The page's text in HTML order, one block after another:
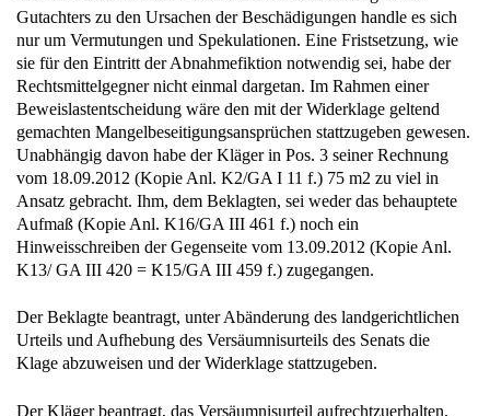
Gutachters zu den Ursachen der Beschädigungen handle es sich
nur um Vermutungen und Spekulationen. Eine Fristsetzung, wie
sie für den Eintritt der Abnahmefiktion notwendig sei, habe der
Rechtsmittelgegner nicht einmal dargetan. Im Rahmen einer
Beweislastentscheidung wäre den mit der Widerklage geltend
gemachten Mangelbeseitigungsansprüchen stattzugeben gewesen.
Unabhängig davon habe der Kläger in Pos. 3 seiner Rechnung
vom 18.09.2012 (Kopie Anl. K2/GA I 11 f.) 75 m2 zu viel in
Ansatz gebracht. Ihm, dem Beklagten, sei weder das behauptete
Aufmaß (Kopie Anl. K16/GA III 461 f.) noch ein
Hinweisschreiben der Gegenseite vom 13.09.2012 (Kopie Anl.
K13/ GA III 420 = K15/GA III 459 f.) zugegangen.
Der Beklagte beantragt, unter Abänderung des landgerichtlichen
Urteils und Aufhebung des Versäumnisurteils des Senats die
Klage abzuweisen und der Widerklage stattzugeben.
Der Kläger beantragt, das Versäumnisurteil aufrechtzuerhalten.